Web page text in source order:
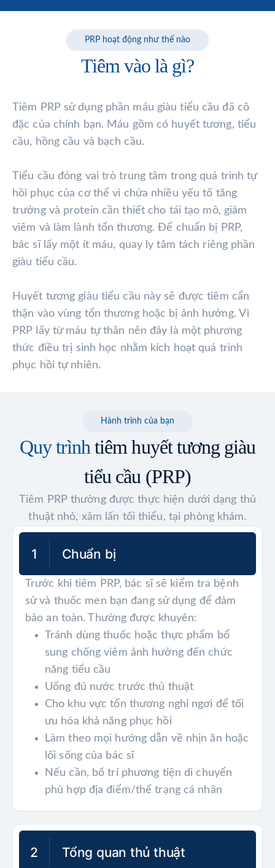
PRP hoạt động như thế nào
Tiêm vào là gì?
Tiêm PRP sử dụng phần máu giàu tiểu cầu đã cô
đặc của chính bạn. Máu gồm có huyết tương, tiểu
cầu, hồng cầu và bạch cầu.
Tiểu cầu đóng vai trò trung tâm trong quá trình tự
hồi phục của cơ thể vì chứa nhiều yếu tố tăng
trưởng và protein cần thiết cho tái tạo mô, giảm
viêm và làm lành tổn thương. Để chuẩn bị PRP,
bác sĩ lấy một ít máu, quay ly tâm tách riêng phần
giàu tiểu cầu.
Huyết tương giàu tiểu cầu này sẽ được tiêm cẩn
thận vào vùng tổn thương hoặc bị ảnh hưởng. Vì
PRP lấy từ máu tự thân nên đây là một phương
thức điều trị sinh học nhằm kích hoạt quá trình
phục hồi tự nhiên.
Hành trình của bạn
Quy trình tiêm huyết tương giàu
tiểu cầu (PRP)
Tiêm PRP thường được thực hiện dưới dạng thủ
thuật nhỏ, xâm lấn tối thiểu, tại phòng khám.
1 Chuẩn bị
Trước khi tiêm PRP, bác sĩ sẽ kiểm tra bệnh
sử và thuốc men bạn đang sử dụng để đảm
bảo an toàn. Thường được khuyên:
Tránh dùng thuốc hoặc thực phẩm bổ
sung chống viêm ảnh hưởng đến chức
năng tiểu cầu
Uống đủ nước trước thủ thuật
Cho khu vực tổn thương nghỉ ngơi để tối
ưu hóa khả năng phục hồi
Làm theo mọi hướng dẫn về nhịn ăn hoặc
lối sống của bác sĩ
Nếu cần, bố trí phương tiện di chuyển
phù hợp địa điểm/thể trạng cá nhân
2 Tổng quan thủ thuật